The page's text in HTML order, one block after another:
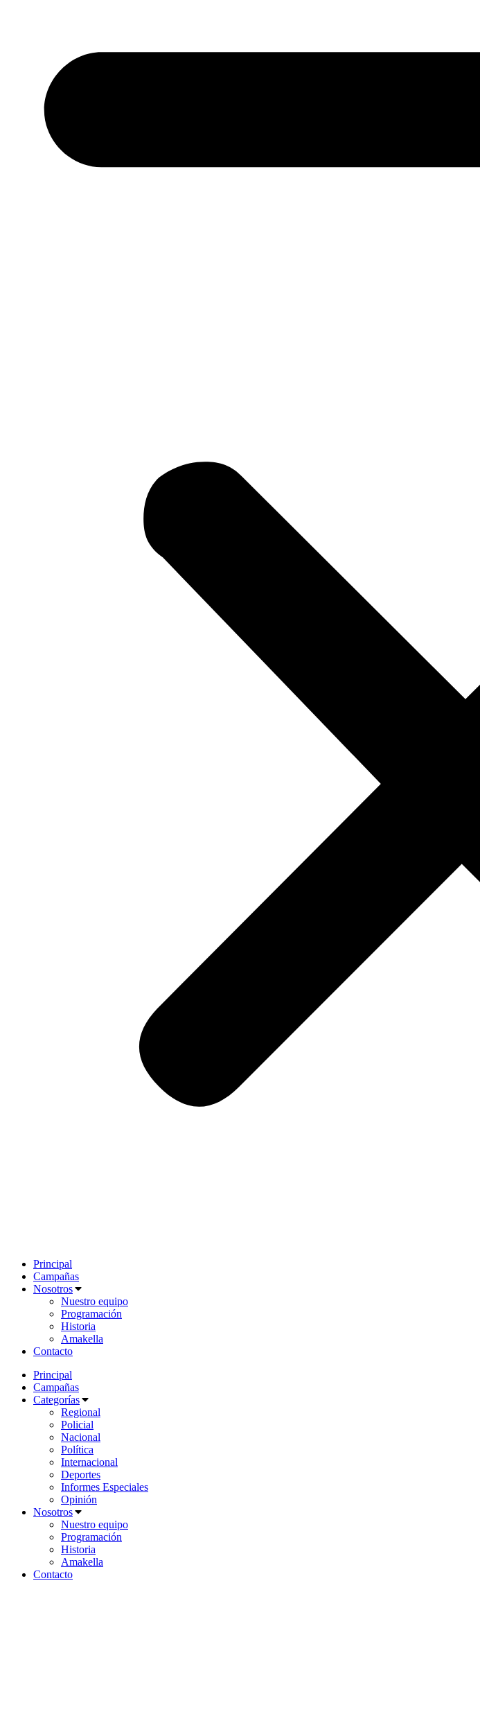
Principal
Campañas
Nosotros
Nuestro equipo
Programación
Historia
Amakella
Contacto
Principal
Campañas
Categorías
Regional
Policial
Nacional
Política
Internacional
Deportes
Informes Especiales
Opinión
Nosotros
Nuestro equipo
Programación
Historia
Amakella
Contacto